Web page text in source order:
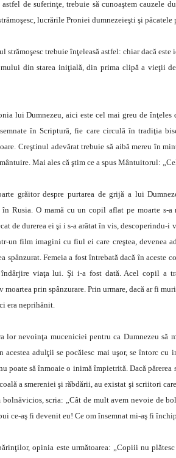
de suferinţe, trebuie să cunoaştem cauzele
lucrările Proniei dumnezeieşti şi
strămoşesc trebuie înţeleasă astfel: chiar dacă
din starea iniţială, din prima clipă a vieţii
lui Dumnezeu, aici este cel mai greu de
în Scriptură, fie care circulă în tradiţia
Creştinul adevărat trebuie să aibă mereu în
Mai ales că ştim ce a spus Mântuitorul:
grăitor despre purtarea de grijă a lui
Rusia. O mamă cu un copil aflat pe moarte s-
de durerea ei şi i s-a arătat în vis,
un film imagini cu fiul ei care creştea, devenea
spânzurat. Femeia a fost întrebată dacă în aceste
viaţa lui. Şi i-a fost dată. Acel copil a
moartea prin spânzurare. Prin urmare, dacă ar fi
era neprihănit.
lor nevoinţa muceniciei pentru ca Dumnezeu să
acestea adulţii se pocăiesc mai uşor, se întorc cu
poate să înmoaie o inimă împietrită. Dacă
a smereniei şi răbdării, au existat şi scriitori
bolnăvicios, scria: „Cât de mult avem nevoie de
ce-aş fi devenit eu! Ce om însemnat mi-aş fi
opinia este următoarea: „Copiii nu